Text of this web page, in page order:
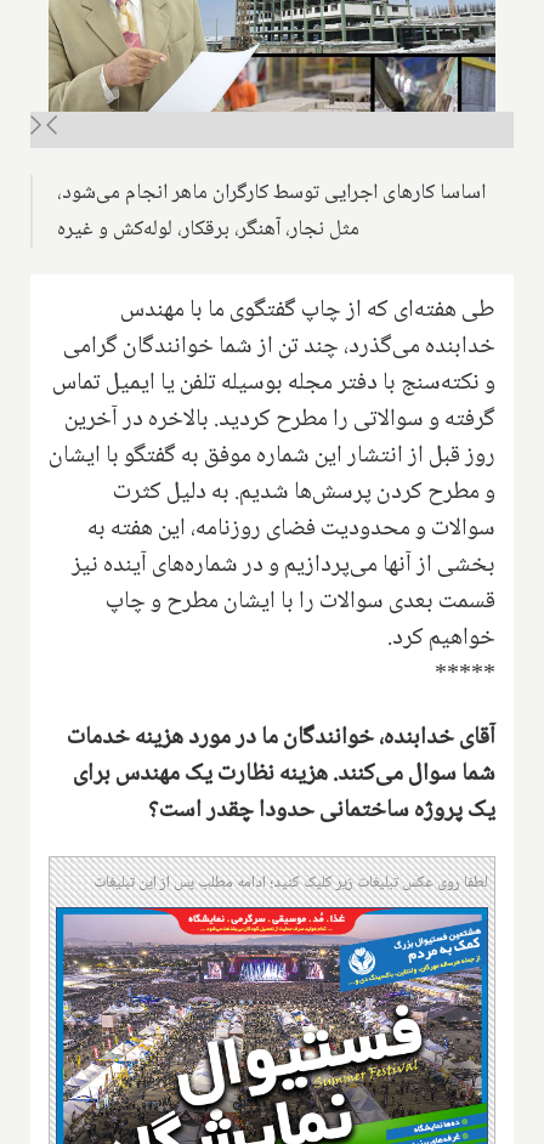
اساسا کارهای اجرایی توسط کارگران ماهر انجام می‌شود،
مثل نجار، آهنگر، برقکار، لوله‌کش و غیره
طی هفته‌ای که از چاپ گفتگوی ما با مهندس
خدابنده می‌گذرد، چند تن از شما خوانندگان گرامی
و نکته‌سنج با دفتر مجله بوسیله تلفن یا ایمیل تماس
گرفته و سوالاتی را مطرح کردید. بالاخره در آخرین
روز قبل از انتشار این شماره موفق به گفتگو با ایشان
و مطرح کردن پرسش‌ها شدیم. به دلیل کثرت
سوالات و محدودیت فضای روزنامه، این هفته به
بخشی از آنها می‌پردازیم و در شماره‌های آینده نیز
قسمت بعدی سوالات را با ایشان مطرح و چاپ
خواهیم کرد.
*****
‌آقای خدابنده، خوانندگان ما در مورد هزینه خدمات
شما سوال می‌کنند. هزینه نظارت یک مهندس برای
یک پروژه ساختمانی حدودا چقدر است؟
لطفا روی عکس تبلیغات زیر کلیک کنید؛ ادامه مطلب پس از این تبلیغات